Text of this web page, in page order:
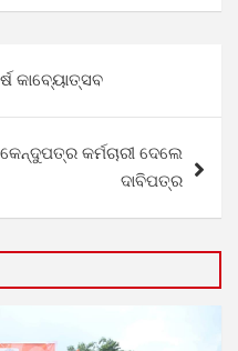
କାବ୍ୟୋତ୍ସବ
କର୍ମଚାରୀ ଦେଲେ
ଦାବିପତ୍ର